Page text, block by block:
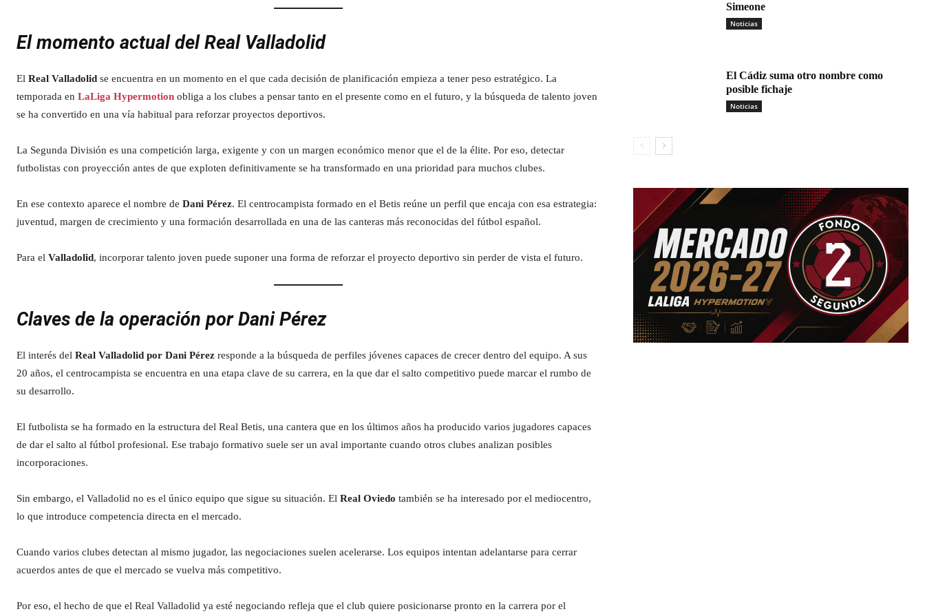
El momento actual del Real Valladolid
El Real Valladolid se encuentra en un momento en el que cada decisión de planificación empieza a tener peso estratégico. La
temporada en LaLiga Hypermotion obliga a los clubes a pensar tanto en el presente como en el futuro, y la búsqueda de talento joven
se ha convertido en una vía habitual para reforzar proyectos deportivos.
La Segunda División es una competición larga, exigente y con un margen económico menor que el de la élite. Por eso, detectar
futbolistas con proyección antes de que exploten definitivamente se ha transformado en una prioridad para muchos clubes.
En ese contexto aparece el nombre de Dani Pérez. El centrocampista formado en el Betis reúne un perfil que encaja con esa estrategia:
juventud, margen de crecimiento y una formación desarrollada en una de las canteras más reconocidas del fútbol español.
Para el Valladolid, incorporar talento joven puede suponer una forma de reforzar el proyecto deportivo sin perder de vista el futuro.
Claves de la operación por Dani Pérez
El interés del Real Valladolid por Dani Pérez responde a la búsqueda de perfiles jóvenes capaces de crecer dentro del equipo. A sus
20 años, el centrocampista se encuentra en una etapa clave de su carrera, en la que dar el salto competitivo puede marcar el rumbo de
su desarrollo.
El futbolista se ha formado en la estructura del Real Betis, una cantera que en los últimos años ha producido varios jugadores capaces
de dar el salto al fútbol profesional. Ese trabajo formativo suele ser un aval importante cuando otros clubes analizan posibles
incorporaciones.
Sin embargo, el Valladolid no es el único equipo que sigue su situación. El Real Oviedo también se ha interesado por el mediocentro,
lo que introduce competencia directa en el mercado.
Cuando varios clubes detectan al mismo jugador, las negociaciones suelen acelerarse. Los equipos intentan adelantarse para cerrar
acuerdos antes de que el mercado se vuelva más competitivo.
Por eso, el hecho de que el Real Valladolid ya esté negociando refleja que el club quiere posicionarse pronto en la carrera por el
Simeone
Noticias
El Cádiz suma otro nombre como
posible fichaje
Noticias